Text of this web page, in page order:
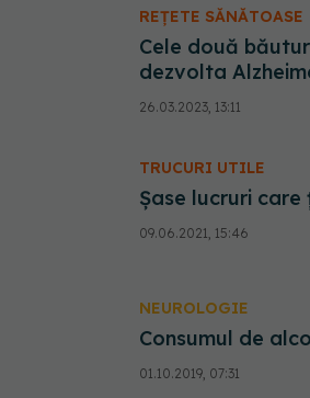
REȚETE SĂNĂTOASE
Cele două
dezvolta
26.03.2023, 13:11
TRUCURI UTILE
Șase lucruri
09.06.2021, 15:46
NEUROLOGIE
Consumul de
01.10.2019, 07:31